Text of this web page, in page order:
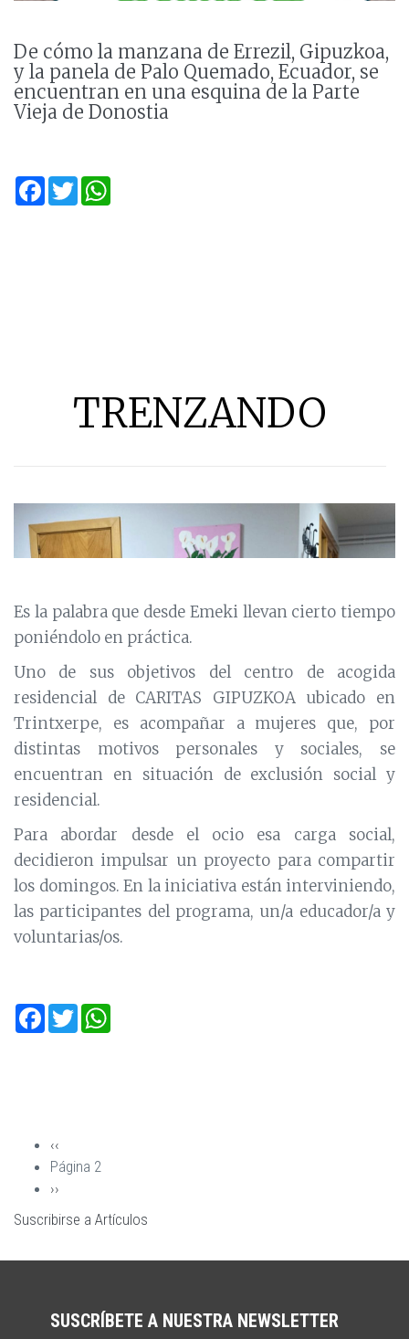
De cómo la manzana de Errezil, Gipuzkoa,
y la panela de Palo Quemado, Ecuador, se
encuentran en una esquina de la Parte
Vieja de Donostia
Facebook
Twitter
TRENZANDO
Es la palabra que desde Emeki llevan cierto tiempo
poniéndolo en práctica.
Uno de sus objetivos del centro de acogida
residencial de CARITAS GIPUZKOA ubicado en
Trintxerpe, es acompañar a mujeres que, por
distintas motivos personales y sociales, se
encuentran en situación de exclusión social y
residencial.
Para abordar desde el ocio esa carga social,
decidieron impulsar un proyecto para compartir
los domingos. En la iniciativa están interviniendo,
las participantes del programa, un/a educador/a y
voluntarias/os.
Facebook
Twitter
PaginaciónPágina
anterior
‹‹
Página 2
Siguiente
página
››
Suscribirse a Artículos
SUSCRÍBETE A NUESTRA NEWSLETTER